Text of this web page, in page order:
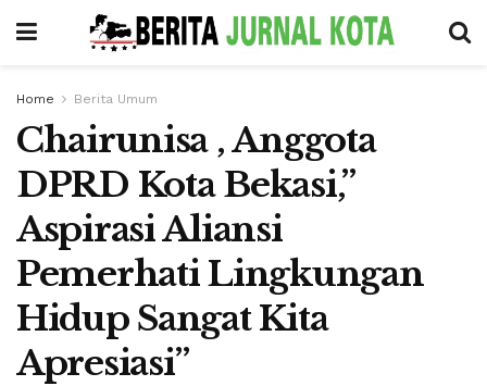
Home Berita Umum
Chairunisa , Anggota
DPRD Kota Bekasi,”
Aspirasi Aliansi
Pemerhati Lingkungan
Hidup Sangat Kita
Apresiasi”